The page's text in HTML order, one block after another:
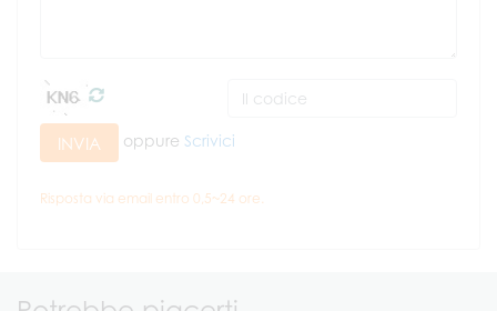
INVIA oppure Scrivici
Risposta via email entro 0,5~24 ore.